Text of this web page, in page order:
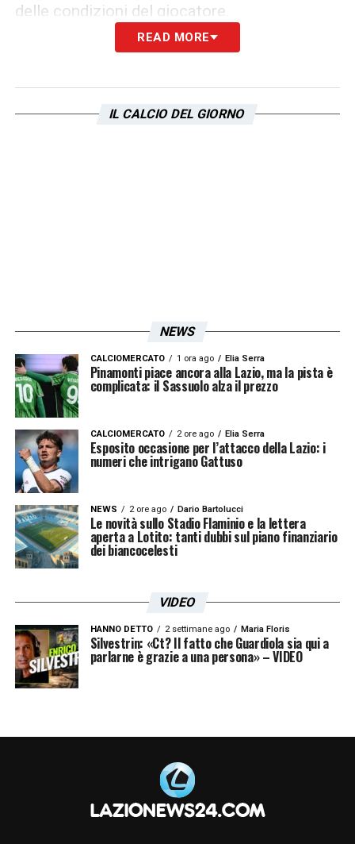
delle condizioni del giocatore.
READ MORE
IL CALCIO DEL GIORNO
NEWS
CALCIOMERCATO 1 ora ago Elia Serra
Pinamonti piace ancora alla Lazio, ma la pista è
complicata: il Sassuolo alza il prezzo
CALCIOMERCATO 2 ore ago Elia Serra
Esposito occasione per l’attacco della Lazio: i
numeri che intrigano Gattuso
NEWS 2 ore ago Dario Bartolucci
Le novità sullo Stadio Flaminio e la lettera
aperta a Lotito: tanti dubbi sul piano finanziario
dei biancocelesti
VIDEO
HANNO DETTO 2 settimane ago Maria Floris
Silvestrin: «Ct? Il fatto che Guardiola sia qui a
parlarne è grazie a una persona» – VIDEO